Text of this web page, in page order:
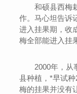
和硕县西梅栽
作。马心坦告诉
进入挂果期，收
梅全部能进入挂
2000年，从事
县种植，*早试
梅的挂果并没有